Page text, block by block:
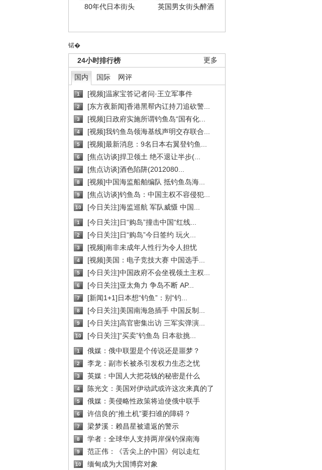
80年代日本街头 英国男女街头醉酒
锘�
更多
24小时排行榜
国内 国际 网评
1 [视频]温家宝答记者问·王立军事件
2 [东方夜新闻]香港黑帮内讧持刀追砍警...
3 [视频]日政府实施所谓钓鱼岛“国有化...
4 [视频]我钓鱼岛领海基线声明交存联合...
5 [视频]最新消息：9名日本右翼登钓鱼...
6 [焦点访谈]捍卫领土 绝不退让半步(...
7 [焦点访谈]酒色陷阱(2012080...
8 [视频]中国海监船舶编队 抵钓鱼岛海...
9 [焦点访谈]钓鱼岛：中国主权不容侵犯...
10 [今日关注]海监巡航 军队威慑 中国...
1 [今日关注]日“购岛”撞击中国“红线...
2 [今日关注]日“购岛”今日签约 玩火...
3 [视频]南非未成年人性行为令人担忧
4 [视频]美国：电子竞技大赛 中国选手...
5 [今日关注]中国政府不会坐视领土主权...
6 [今日关注]亚太角力 争岛不断 AP...
7 [新闻1+1]日本想“钓鱼”：别“钓...
8 [今日关注]美国南海急插手 中国反制...
9 [今日关注]高官密集出访 三军实弹演...
10 [今日关注]“买卖”钓鱼岛 日本欲挑...
1 俄媒：俄中联盟是个传说还是噩梦？
2 李龙：副市长被杀引发权力生态之忧
3 英媒：中国人大把花钱的秘密是什么
4 陈光文：美国对伊动武或许这次来真的了
5 俄媒：美侵略性政策将迫使俄中联手
6 许信良的“推土机”要扫谁的障碍？
7 梁梦溪：赖昌星被遣返的警示
8 学者：全球华人支持两岸保钓保南海
9 范正伟：《舌尖上的中国》何以走红
10 缅甸成为大国博弈对象